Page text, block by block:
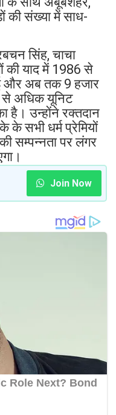
की संख्या में साध-
सिंह, चाचा
की याद में 1986 से
और अब तक 9 हजार
अधिक यूनिट
है। उन्होंने रक्तदान
के सभी धर्म प्रेमियों
सम्पन्नता पर लंगर
Join Now